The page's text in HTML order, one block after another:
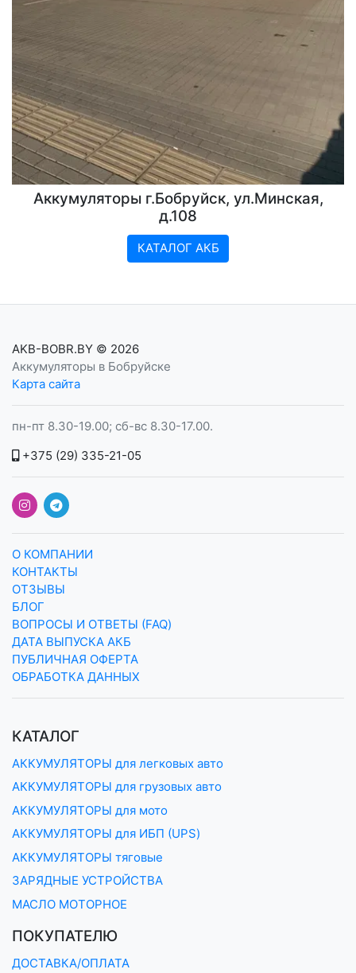
Аккумуляторы г.Бобруйск, ул.Минская,
д.108
КАТАЛОГ АКБ
AKB-BOBR.BY © 2026
Аккумуляторы в Бобруйске
Карта сайта
пн-пт 8.30-19.00; сб-вс 8.30-17.00.
+375 (29) 335-21-05
О КОМПАНИИ
КОНТАКТЫ
ОТЗЫВЫ
БЛОГ
ВОПРОСЫ И ОТВЕТЫ (FAQ)
ДАТА ВЫПУСКА АКБ
ПУБЛИЧНАЯ ОФЕРТА
ОБРАБОТКА ДАННЫХ
КАТАЛОГ
АККУМУЛЯТОРЫ для легковых авто
АККУМУЛЯТОРЫ для грузовых авто
АККУМУЛЯТОРЫ для мото
АККУМУЛЯТОРЫ для ИБП (UPS)
АККУМУЛЯТОРЫ тяговые
ЗАРЯДНЫЕ УСТРОЙСТВА
МАСЛО МОТОРНОЕ
ПОКУПАТЕЛЮ
ДОСТАВКА/ОПЛАТА